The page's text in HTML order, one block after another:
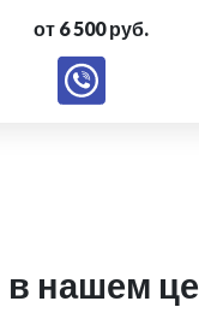
от 6 500 руб.
в нашем